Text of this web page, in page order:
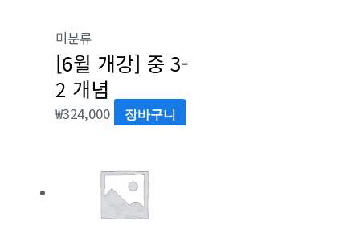
미분류
[6월 개강] 중 3-
2 개념
₩324,000 장바구니